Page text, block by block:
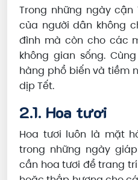
Trong những ngày
của người dân không
đình mà còn cho các
không gian sống.
hàng phổ biến và tiềm
dịp Tết.
2.1. Hoa tươi
Hoa tươi luôn là mặt
trong những ngày
cần hoa tươi để trang